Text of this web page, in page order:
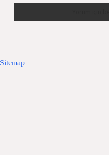
Sitemap